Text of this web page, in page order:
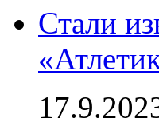
Стали